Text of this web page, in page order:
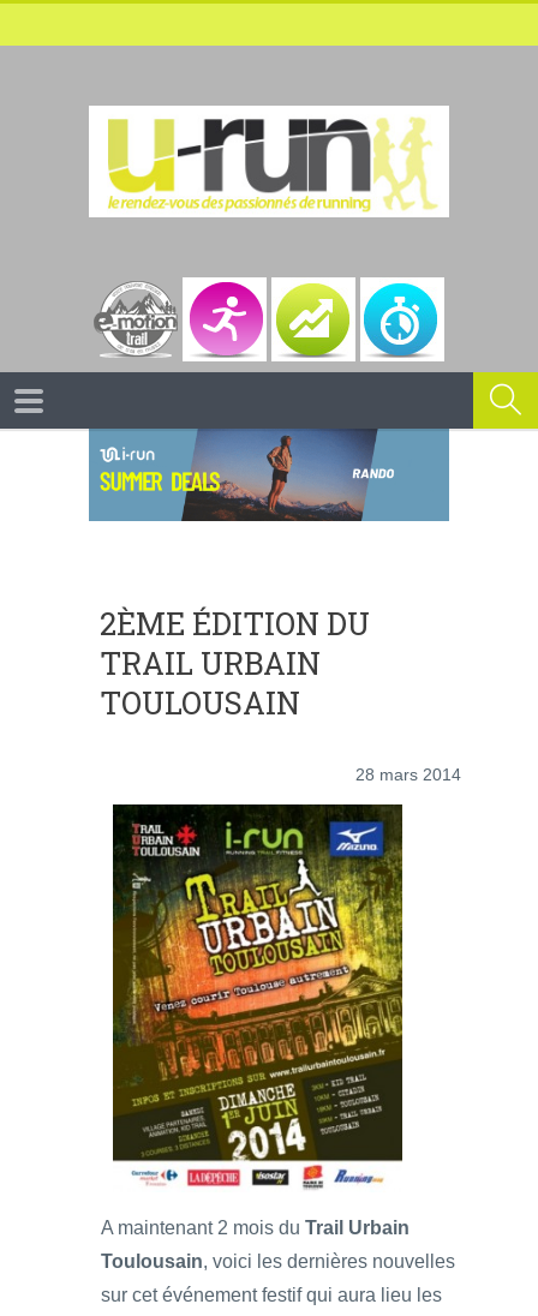
2ÈME ÉDITION DU
TRAIL URBAIN
TOULOUSAIN
28 mars 2014
A maintenant 2 mois du Trail Urbain
Toulousain, voici les dernières nouvelles
sur cet événement festif qui aura lieu les